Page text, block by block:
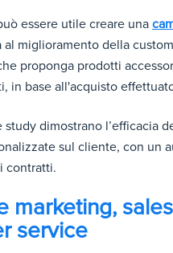
essere utile creare una
al miglioramento della
proponga prodotti
in base all'acquisto
study dimostrano l’efficacia
sul cliente, con un
contratti.
marketing,
service